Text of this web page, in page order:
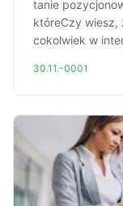
tanie
któreCzy wiesz,
cokolwiek w
30.11.-0001